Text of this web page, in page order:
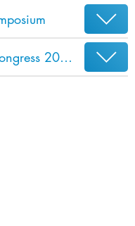
Deutscher Echokardiographie-Kongress 2024 25.-28.04.2024